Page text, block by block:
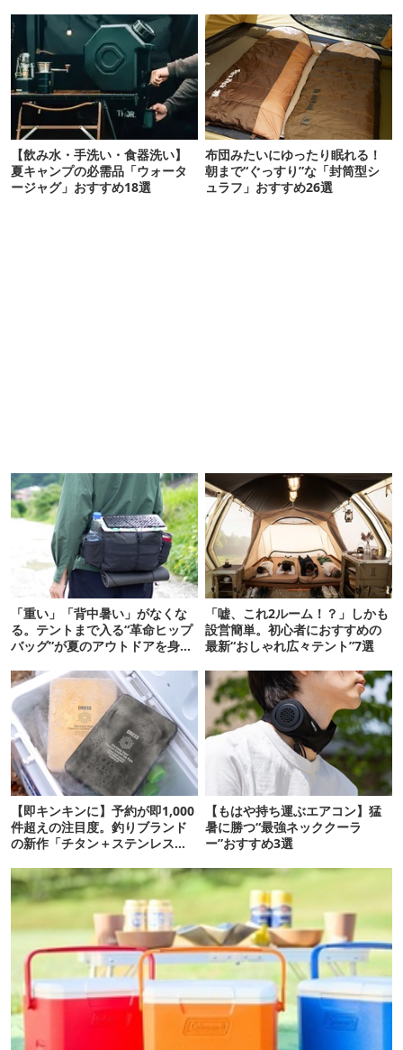
【飲み水・手洗い・食器洗い】
夏キャンプの必需品「ウォータ
ージャグ」おすすめ18選
布団みたいにゆったり眠れる！
朝まで“ぐっすり”な「封筒型シ
ュラフ」おすすめ26選
「重い」「背中暑い」がなくな
る。テントまで入る“革命ヒップ
バッグ”が夏のアウトドアを身軽
「嘘、これ2ルーム！？」しかも
設営簡単。初心者におすすめの
最新“おしゃれ広々テント”7選
【即キンキンに】予約が即1,000
件超えの注目度。釣りブランド
の新作「チタン＋ステンレスの
【もはや持ち運ぶエアコン】猛
暑に勝つ“最強ネッククーラ
ー”おすすめ3選